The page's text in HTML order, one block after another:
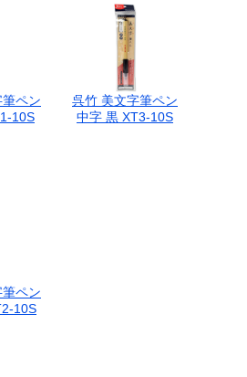
ペン
10S
呉竹 美文字筆ペン
中字 黒 XT3-10S
ペン
10S